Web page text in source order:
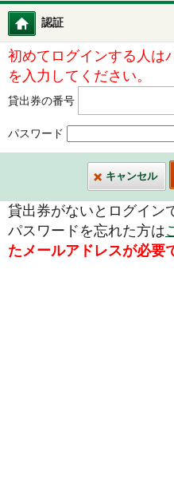
認証
図書館ホーム
初めてログインする人は
を入力してください。
貸出券の番号
パスワード
キャンセル
貸出券がないとログイン
パスワードを忘れた方は
たメールアドレスが必要